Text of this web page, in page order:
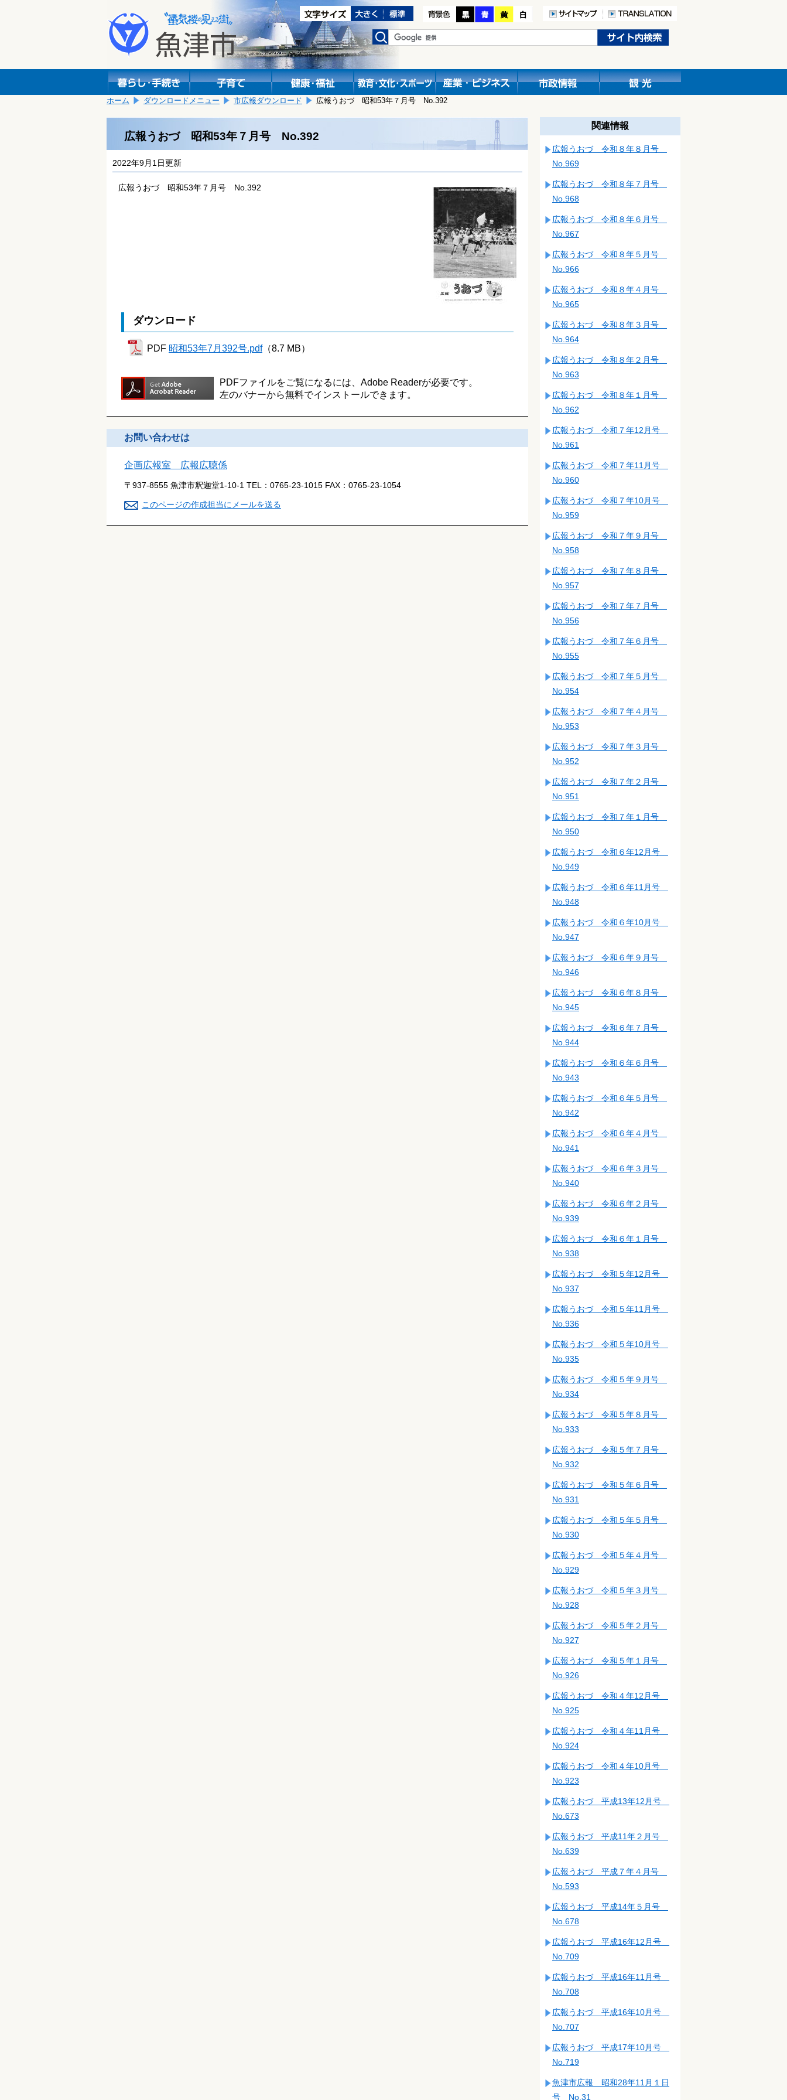
し
ホーム ダウンロードメニュー 市広報ダウンロード 広報うおづ 昭和53年７月号 No.392
広報うおづ 昭和53年７月号 No.392
2022年9月1日更新
広報うおづ 昭和53年７月号 No.392
ダウンロード
PDF 昭和53年7月392号.pdf（8.7 MB）
PDFファイルをご覧になるには、Adobe Readerが必要です。
左のバナーから無料でインストールできます。
お問い合わせは
企画広報室 広報広聴係
〒937-8555 魚津市釈迦堂1-10-1 TEL： 0765-23-1015 FAX： 0765-23-1054
このページの作成担当にメールを送る
関連情報
広報うおづ 令和８年８月号
No.969
広報うおづ 令和８年７月号
No.968
広報うおづ 令和８年６月号
No.967
広報うおづ 令和８年５月号
No.966
広報うおづ 令和８年４月号
No.965
広報うおづ 令和８年３月号
No.964
広報うおづ 令和８年２月号
No.963
広報うおづ 令和８年１月号
No.962
広報うおづ 令和７年12月号
No.961
広報うおづ 令和７年11月号
No.960
広報うおづ 令和７年10月号
No.959
広報うおづ 令和７年９月号
No.958
広報うおづ 令和７年８月号
No.957
広報うおづ 令和７年７月号
No.956
広報うおづ 令和７年６月号
No.955
広報うおづ 令和７年５月号
No.954
広報うおづ 令和７年４月号
No.953
広報うおづ 令和７年３月号
No.952
広報うおづ 令和７年２月号
No.951
広報うおづ 令和７年１月号
No.950
広報うおづ 令和６年12月号
No.949
広報うおづ 令和６年11月号
No.948
広報うおづ 令和６年10月号
No.947
広報うおづ 令和６年９月号
No.946
広報うおづ 令和６年８月号
No.945
広報うおづ 令和６年７月号
No.944
広報うおづ 令和６年６月号
No.943
広報うおづ 令和６年５月号
No.942
広報うおづ 令和６年４月号
No.941
広報うおづ 令和６年３月号
No.940
広報うおづ 令和６年２月号
No.939
広報うおづ 令和６年１月号
No.938
広報うおづ 令和５年12月号
No.937
広報うおづ 令和５年11月号
No.936
広報うおづ 令和５年10月号
No.935
広報うおづ 令和５年９月号
No.934
広報うおづ 令和５年８月号
No.933
広報うおづ 令和５年７月号
No.932
広報うおづ 令和５年６月号
No.931
広報うおづ 令和５年５月号
No.930
広報うおづ 令和５年４月号
No.929
広報うおづ 令和５年３月号
No.928
広報うおづ 令和５年２月号
No.927
広報うおづ 令和５年１月号
No.926
広報うおづ 令和４年12月号
No.925
広報うおづ 令和４年11月号
No.924
広報うおづ 令和４年10月号
No.923
広報うおづ 平成13年12月号
No.673
広報うおづ 平成11年２月号
No.639
広報うおづ 平成７年４月号
No.593
広報うおづ 平成14年５月号
No.678
広報うおづ 平成16年12月号
No.709
広報うおづ 平成16年11月号
No.708
広報うおづ 平成16年10月号
No.707
広報うおづ 平成17年10月号
No.719
魚津市広報 昭和28年11月１日
号 No.31